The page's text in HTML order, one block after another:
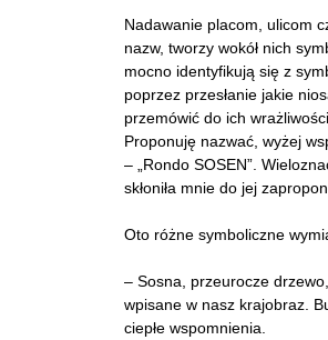
Nadawanie placom, ulicom
nazw, tworzy wokół nich
mocno identyfikują się z
poprzez przesłanie jakie
przemówić do ich wrażliwości.
Proponuję nazwać, wyżej
– „Rondo SOSEN”.
skłoniła mnie do jej
Oto różne symboliczne
– Sosna, przeurocze
wpisane w nasz krajobraz.
ciepłe wspomnienia.